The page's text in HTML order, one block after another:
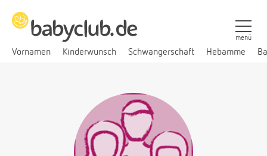
Vornamen Kinderwunsch Schwangerschaft Hebamme
menü